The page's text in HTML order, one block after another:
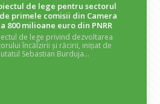
de lege pentru sectorul
primele comisii din Camera
800 milioane euro din PNRR
de lege privind dezvoltarea
încălzirii și răcirii, inițiat de
Sebastian Burduja...